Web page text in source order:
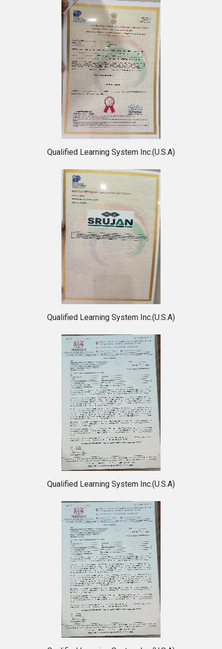
Qualified Learning System Inc.(U.S.A)
Qualified Learning System Inc.(U.S.A)
Qualified Learning System Inc.(U.S.A)